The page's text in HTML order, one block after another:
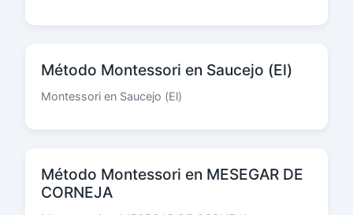
Método Montessori en Saucejo (El)
Montessori en Saucejo (El)
Método Montessori en MESEGAR DE
CORNEJA